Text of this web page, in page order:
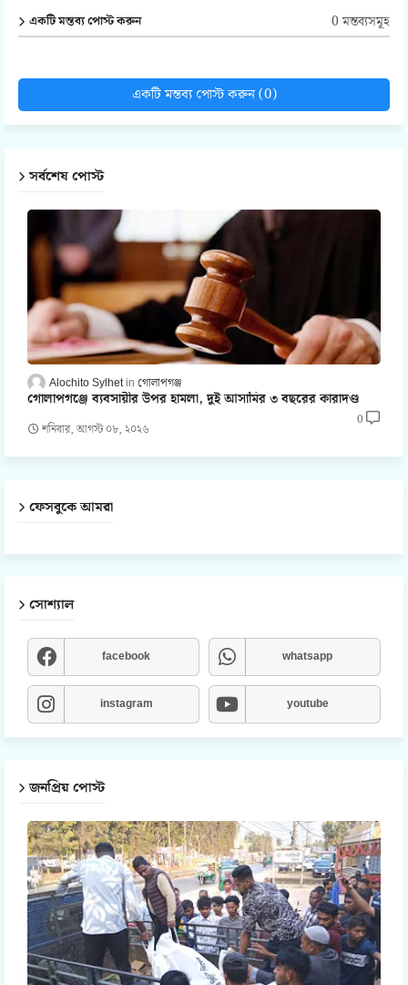
একটি মন্তব্য পোস্ট করুন 0 মন্তব্যসমূহ
একটি মন্তব্য পোস্ট করুন (0)
সর্বশেষ পোস্ট
Alochito Sylhet গোলাপগঞ্জ
গোলাপগঞ্জে ব্যবসায়ীর উপর হামলা, দুই আসামির ৩ বছরের কারাদণ্ড
শনিবার, আগস্ট ০৮, ২০২৬
0
ফেসবুকে আমরা
সোশ্যাল
facebook whatsapp
instagram youtube
জনপ্রিয় পোস্ট